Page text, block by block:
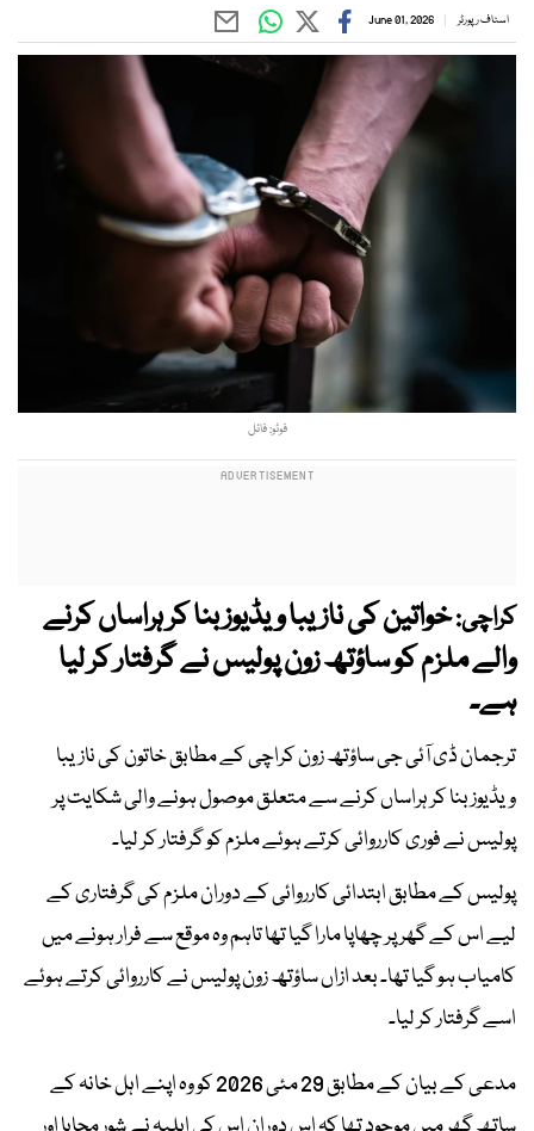
اسٹاف رپورٹر June 01, 2026
فوٹو: فائل
کراچی:خواتین کی نازیبا ویڈیوز بنا کر ہراساں کرنے
والے ملزم کو ساؤتھ زون پولیس نے گرفتار کر لیا
ہے۔
ترجمان ڈی آئی جی ساؤتھ زون کراچی کے مطابق خاتون کی نازیبا
ویڈیوز بنا کر ہراساں کرنے سے متعلق موصول ہونے والی شکایت پر
پولیس نے فوری کارروائی کرتے ہوئے ملزم کو گرفتار کر لیا۔
پولیس کے مطابق ابتدائی کارروائی کے دوران ملزم کی گرفتاری کے
لیے اس کے گھر پر چھاپا مارا گیا تھا تاہم وہ موقع سے فرار ہونے میں
کامیاب ہو گیا تھا۔ بعد ازاں ساؤتھ زون پولیس نے کارروائی کرتے ہوئے
اسے گرفتار کر لیا۔
مدعی کے بیان کے مطابق 29 مئی 2026 کو وہ اپنے اہل خانہ کے